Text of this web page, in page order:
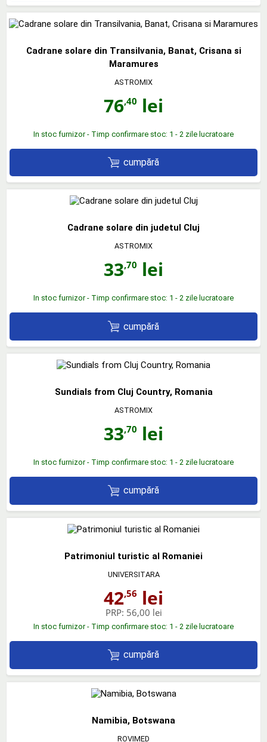
Cadrane solare din Transilvania, Banat, Crisana si
Maramures
ASTROMIX
76,40 lei
In stoc furnizor - Timp confirmare stoc: 1 - 2 zile lucratoare
cumpără
Cadrane solare din judetul Cluj
ASTROMIX
33,70 lei
In stoc furnizor - Timp confirmare stoc: 1 - 2 zile lucratoare
cumpără
Sundials from Cluj Country, Romania
ASTROMIX
33,70 lei
In stoc furnizor - Timp confirmare stoc: 1 - 2 zile lucratoare
cumpără
Patrimoniul turistic al Romaniei
UNIVERSITARA
42,56 lei
PRP: 56,00 lei
In stoc furnizor - Timp confirmare stoc: 1 - 2 zile lucratoare
cumpără
Namibia, Botswana
ROVIMED